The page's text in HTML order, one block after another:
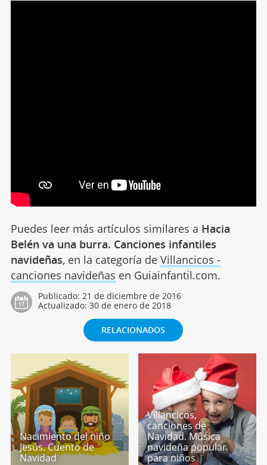
Puedes leer más artículos similares a Hacia
Belén va una burra. Canciones infantiles
navideñas, en la categoría de Villancicos -
canciones navideñas en Guiainfantil.com.
Publicado: 21 de diciembre de 2016
Actualizado: 30 de enero de 2018
RELACIONADOS
Nacimiento del niño
Jesús. Cuento de
Navidad
Villancicos,
canciones de
Navidad. Música
navideña popular
para niños